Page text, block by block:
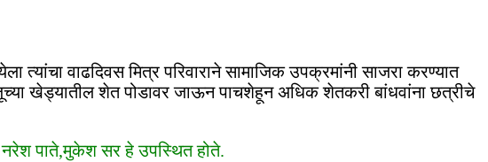
त्यांचा वाढदिवस मित्र परिवाराने सामाजिक उपक्रमांनी साजरा करण्यात
खेड्यातील शेत पोडावर जाऊन पाचशेहून अधिक शेतकरी बांधवांना छत्रीचे
पाते,मुकेश सर हे उपस्थित होते.